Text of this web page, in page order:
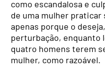
como escandalosa e
de uma mulher
apenas porque o
perturbação, enquanto
quatro homens terem
mulher, como razoável.